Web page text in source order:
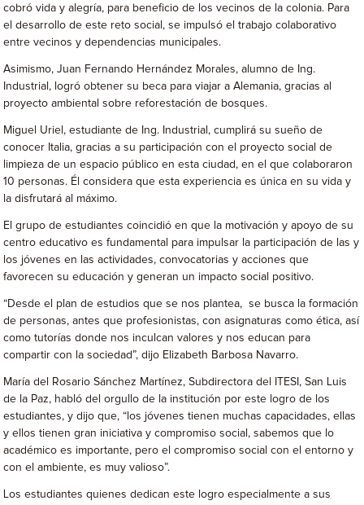
cobró vida y alegría, para beneficio de los vecinos de la colonia. Para
el desarrollo de este reto social, se impulsó el trabajo colaborativo
entre vecinos y dependencias municipales.
Asimismo, Juan Fernando Hernández Morales, alumno de Ing.
Industrial, logró obtener su beca para viajar a Alemania, gracias al
proyecto ambiental sobre reforestación de bosques.
Miguel Uriel, estudiante de Ing. Industrial, cumplirá su sueño de
conocer Italia, gracias a su participación con el proyecto social de
limpieza de un espacio público en esta ciudad, en el que colaboraron
10 personas. Él considera que esta experiencia es única en su vida y
la disfrutará al máximo.
El grupo de estudiantes coincidió en que la motivación y apoyo de su
centro educativo es fundamental para impulsar la participación de las y
los jóvenes en las actividades, convocatorias y acciones que
favorecen su educación y generan un impacto social positivo.
“Desde el plan de estudios que se nos plantea, se busca la formación
de personas, antes que profesionistas, con asignaturas como ética, así
como tutorías donde nos inculcan valores y nos educan para
compartir con la sociedad”, dijo Elizabeth Barbosa Navarro.
María del Rosario Sánchez Martínez, Subdirectora del ITESI, San Luis
de la Paz, habló del orgullo de la institución por este logro de los
estudiantes, y dijo que, “los jóvenes tienen muchas capacidades, ellas
y ellos tienen gran iniciativa y compromiso social, sabemos que lo
académico es importante, pero el compromiso social con el entorno y
con el ambiente, es muy valioso”.
Los estudiantes quienes dedican este logro especialmente a sus